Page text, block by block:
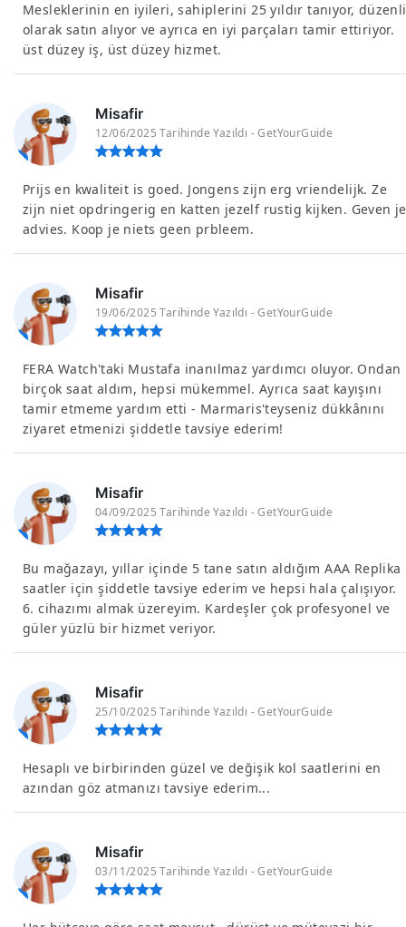
Mesleklerinin en iyileri, sahiplerini 25 yıldır tanıyor, düzenli
olarak satın alıyor ve ayrıca en iyi parçaları tamir ettiriyor.
üst düzey iş, üst düzey hizmet.
Misafir
12/06/2025 Tarihinde Yazıldı - GetYourGuide
Prijs en kwaliteit is goed. Jongens zijn erg vriendelijk. Ze
zijn niet opdringerig en katten jezelf rustig kijken. Geven je
advies. Koop je niets geen prbleem.
Misafir
19/06/2025 Tarihinde Yazıldı - GetYourGuide
FERA Watch'taki Mustafa inanılmaz yardımcı oluyor. Ondan
birçok saat aldım, hepsi mükemmel. Ayrıca saat kayışını
tamir etmeme yardım etti - Marmaris'teyseniz dükkânını
ziyaret etmenizi şiddetle tavsiye ederim!
Misafir
04/09/2025 Tarihinde Yazıldı - GetYourGuide
Bu mağazayı, yıllar içinde 5 tane satın aldığım AAA Replika
saatler için şiddetle tavsiye ederim ve hepsi hala çalışıyor.
6. cihazımı almak üzereyim. Kardeşler çok profesyonel ve
güler yüzlü bir hizmet veriyor.
Misafir
25/10/2025 Tarihinde Yazıldı - GetYourGuide
Hesaplı ve birbirinden güzel ve değişik kol saatlerini en
azından göz atmanızı tavsiye ederim...
Misafir
03/11/2025 Tarihinde Yazıldı - GetYourGuide